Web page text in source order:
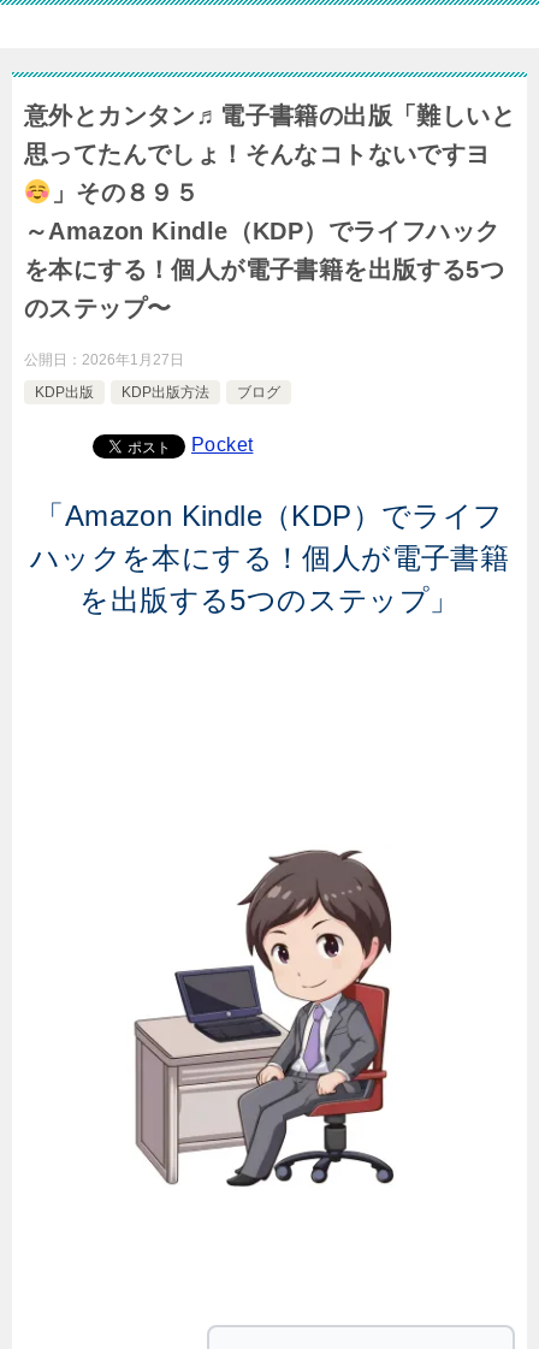
意外とカンタン♬電子書籍の出版「難しいと
思ってたんでしょ！そんなコトないですヨ
」その８９５
～Amazon Kindle（KDP）でライフハック
を本にする！個人が電子書籍を出版する5つ
のステップ〜
公開日： 2026年1月27日
KDP出版
KDP出版方法 ブログ
Pocket
「Amazon Kindle（KDP）でライフ
ハックを本にする！個人が電子書籍
を出版する5つのステップ」